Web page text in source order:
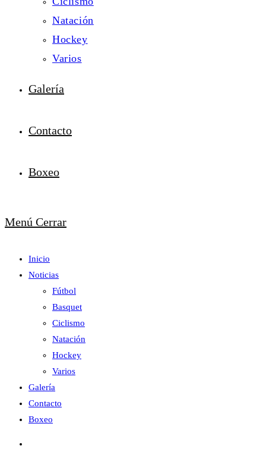
Natación
Hockey
Varios
Galería
Contacto
Boxeo
Menú Cerrar
Inicio
Noticias
Fútbol
Basquet
Ciclismo
Natación
Hockey
Varios
Galería
Contacto
Boxeo